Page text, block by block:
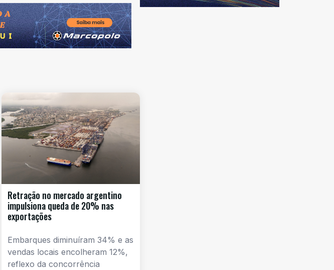
Retração no mercado argentino
impulsiona queda de 20% nas
exportações
Embarques diminuíram 34% e as
vendas locais encolheram 12%,
reflexo da concorrência